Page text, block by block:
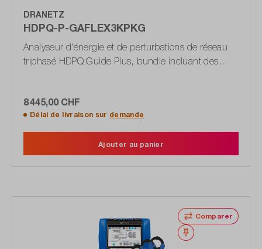
DRANETZ
HDPQ-P-GAFLEX3KPKG
Analyseur d'énergie et de perturbations de réseau
triphasé HDPQ Guide Plus, bundle incluant des
8 445,00 CHF
Délai de livraison sur demande
Ajouter au panier
Comparer
Noter